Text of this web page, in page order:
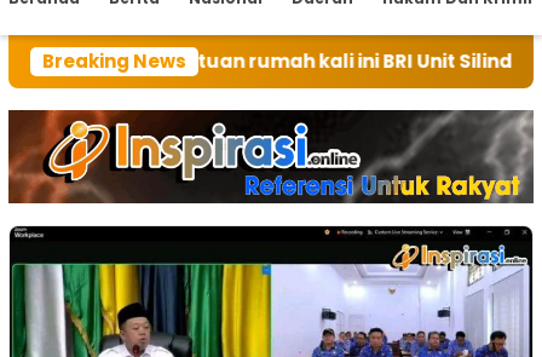
Breaking News
tuan rumah kali ini BRI Unit Silindung